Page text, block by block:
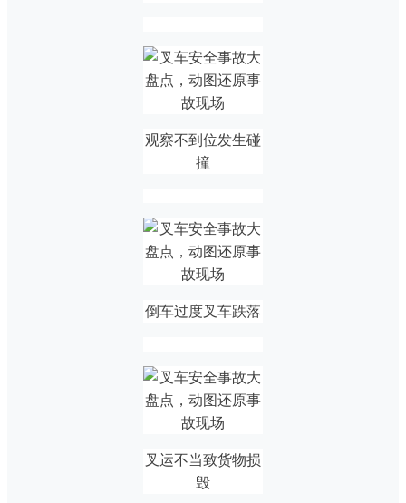
观察不到位发生碰
撞
倒车过度叉车跌落
叉运不当致货物损
毁